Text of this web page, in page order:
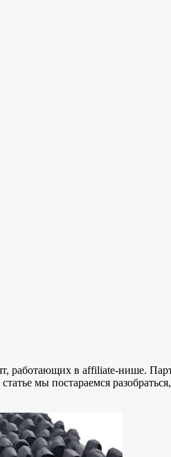
работающих в affiliate-нише.
мы постараемся